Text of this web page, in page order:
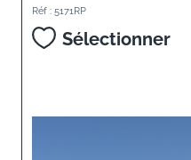
Réf : 5171RP
Sélectionner